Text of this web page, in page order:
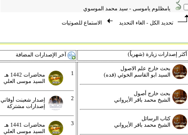
يامظلوم ياموسى - سيد محمد الموسوي
تحديد الكل - الغاء التحديد الاستماع للصوتيات
أكثر إصدارات زيارة (شهرياً) آخر الإصدارات المضافة
بحث خارج علم الاصول
السيد ابو القاسم الخوئي (قده)
بحث خارج أصول
الشيخ محمد باقر الأيرواني
كتاب الرسائل
الشيخ محمد باقر الأيرواني
1
محاضرات 1442 هـ
السيد موسى العلي
2
إصدار شعبنت أوقاتي
إصدارات مشتركة
3
محاضرات 1441 هـ
السيد موسى العلي